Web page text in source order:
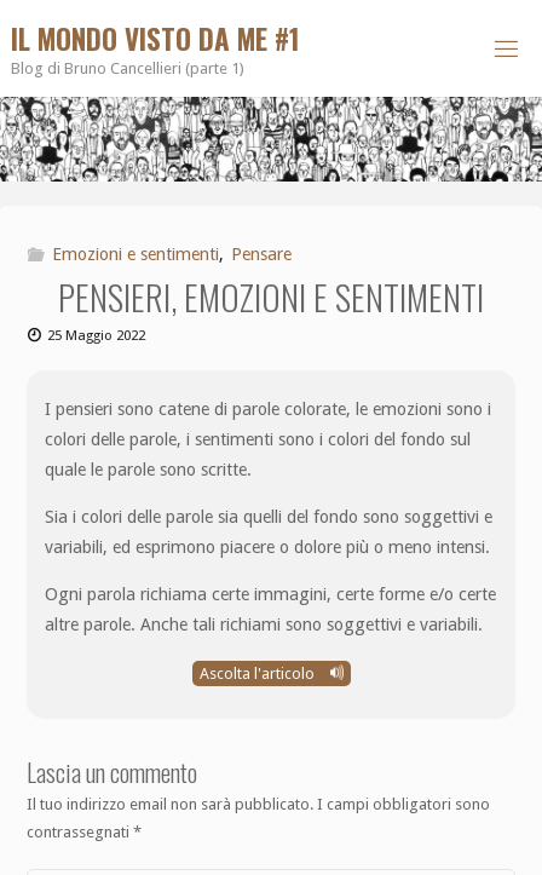
IL MONDO VISTO DA ME #1
Blog di Bruno Cancellieri (parte 1)
Emozioni e sentimenti, Pensare
PENSIERI, EMOZIONI E SENTIMENTI
25 Maggio 2022
I pensieri sono catene di parole colorate, le emozioni sono i
colori delle parole, i sentimenti sono i colori del fondo sul
quale le parole sono scritte.
Sia i colori delle parole sia quelli del fondo sono soggettivi e
variabili, ed esprimono piacere o dolore più o meno intensi.
Ogni parola richiama certe immagini, certe forme e/o certe
altre parole. Anche tali richiami sono soggettivi e variabili.
Ascolta l'articolo
Lascia un commento
Il tuo indirizzo email non sarà pubblicato. I campi obbligatori sono
contrassegnati*